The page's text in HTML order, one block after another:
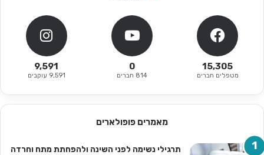
15,305
מטפלים חברים
0
814 חברים
9,591
9,591 עוקבים
מאמרים פופולארים
תרגילי נשימה לפני השינה ולהפחתת מתח וחרדה